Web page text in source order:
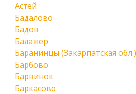
Астей
Бадалово
Бадов
Балажер
Баранинцы (Закарпатская обл.)
Барбово
Барвинок
Баркасово